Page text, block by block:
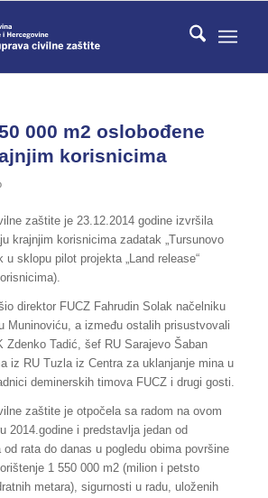
000 m2 oslobođene
korisnicima
zaštite je 23.12.2014 godine izvršila
krajnjim korisnicima zadatak „Tursunovo
u sklopu pilot projekta „Land release“
direktor FUCZ Fahrudin Solak načelniku
Muninoviću, a između ostalih prisustvovali
Zdenko Tadić, šef RU Sarajevo Šaban
iz RU Tuzla iz Centra za uklanjanje mina u
deminerskih timova FUCZ i drugi gosti.
zaštite je otpočela sa radom na ovom
2014.godine i predstavlja jedan od
rata do danas u pogledu obima površine
1 550 000 m2 (milion i petsto
metara), sigurnosti u radu, uloženih